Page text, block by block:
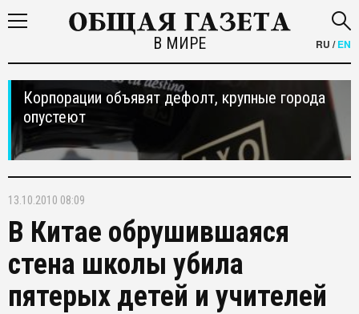
В МИРЕ RU /EN
Корпорации объявят дефолт, крупные города
опустеют
13.10.2010 08:09
В Китае обрушившаяся
стена школы убила
пятерых детей и учителей